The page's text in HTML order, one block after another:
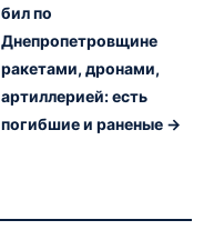
бил по
Днепропетровщине
ракетами, дронами,
артиллерией: есть
погибшие и раненые →